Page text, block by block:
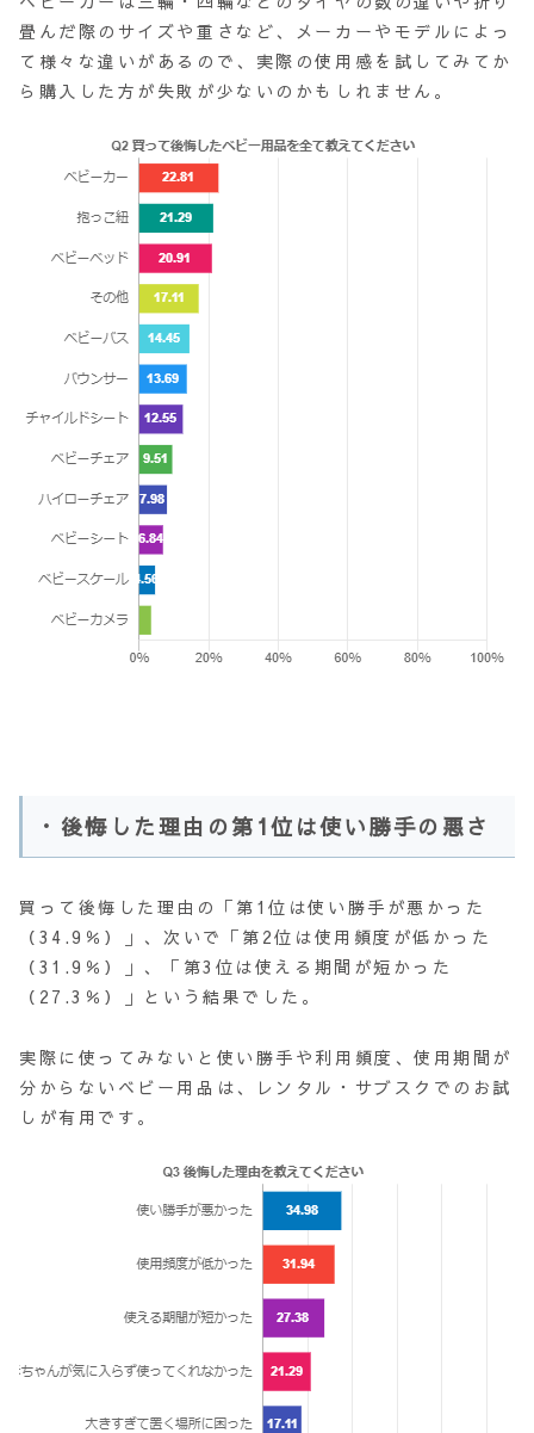
畳んだ際のサイズや重さなど、メーカーやモデルによっ
て様々な違いがあるので、実際の使用感を試してみてか
ら購入した方が失敗が少ないのかもしれません。
・後悔した理由の第1位は使い勝手の悪さ
買って後悔した理由の「第1位は使い勝手が悪かった
（34.9％）」、次いで「第2位は使用頻度が低かった
（31.9％）」、「第3位は使える期間が短かった
（27.3％）」という結果でした。
実際に使ってみないと使い勝手や利用頻度、使用期間が
分からないベビー用品は、レンタル・サブスクでのお試
しが有用です。